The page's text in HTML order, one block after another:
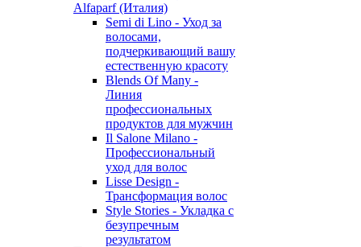
Alfaparf (Италия)
Semi di Lino - Уход за
волосами,
подчеркивающий вашу
естественную красоту
Blends Of Many -
Линия
профессиональных
продуктов для мужчин
Il Salone Milano -
Профессиональный
уход для волос
Lisse Design -
Трансформация волос
Style Stories - Укладка с
безупречным
результатом